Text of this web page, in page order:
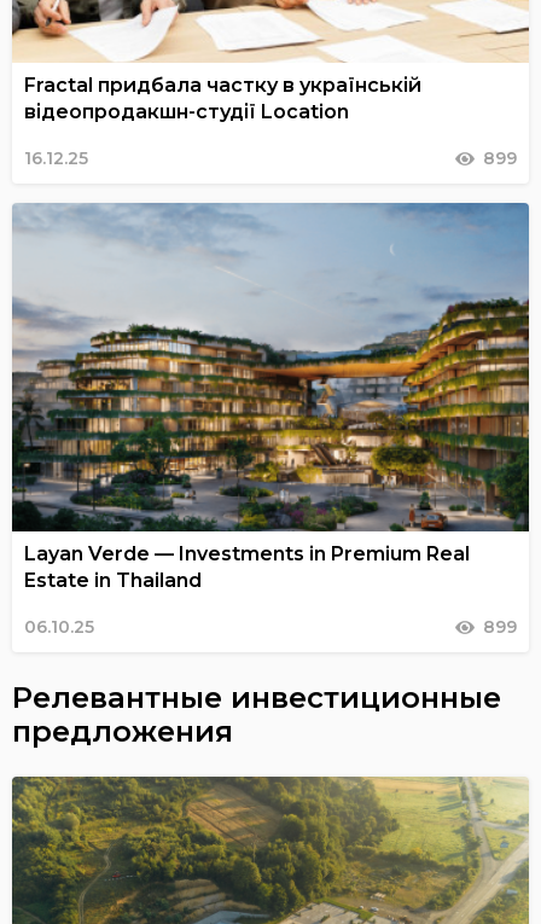
Fractal придбала частку в українській
відеопродакшн-студії Location
16.12.25 899
Layan Verde — Investments in Premium Real
Estate in Thailand
06.10.25 899
Релевантные инвестиционные
предложения